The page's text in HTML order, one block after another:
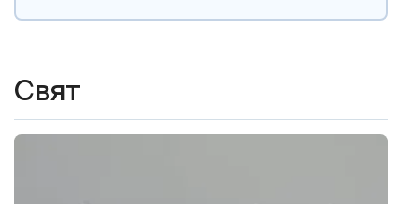
Свят